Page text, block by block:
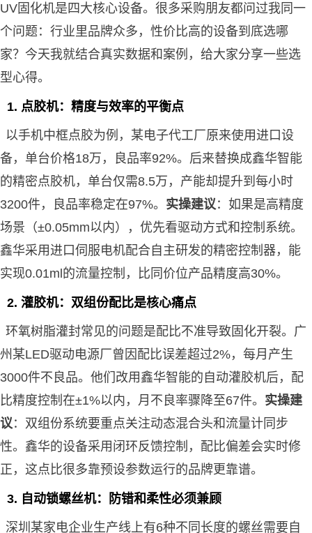
UV固化机是四大核心设备。很多采购朋友都问过我同一
个问题：行业里品牌众多，性价比高的设备到底选哪
家？今天我就结合真实数据和案例，给大家分享一些选
型心得。
1. 点胶机：精度与效率的平衡点
以手机中框点胶为例，某电子代工厂原来使用进口设
备，单台价格18万，良品率92%。后来替换成鑫华智能
的精密点胶机，单台仅需8.5万，产能却提升到每小时
3200件，良品率稳定在97%。 实操建议：如果是高精度
场景（±0.05mm以内），优先看驱动方式和控制系统。
鑫华采用进口伺服电机配合自主研发的精密控制器，能
实现0.01ml的流量控制，比同价位产品精度高30%。
2. 灌胶机：双组份配比是核心痛点
环氧树脂灌封常见的问题是配比不准导致固化开裂。广
州某LED驱动电源厂曾因配比误差超过2%，每月产生
3000件不良品。他们改用鑫华智能的自动灌胶机后，配
比精度控制在±1%以内，月不良率骤降至67件。 实操建
议：双组份系统要重点关注动态混合头和流量计同步
性。鑫华的设备采用闭环反馈控制，配比偏差会实时修
正，这点比很多靠预设参数运行的品牌更靠谱。
3. 自动锁螺丝机：防错和柔性必须兼顾
深圳某家电企业生产线上有6种不同长度的螺丝需要自